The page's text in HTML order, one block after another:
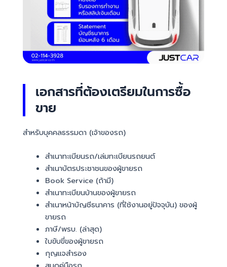
เอกสารที่ต้องเตรียมในการซื้อ
ขาย
สำหรับบุคคลธรรมดา (เจ้าของรถ)
สำเนาทะเบียนรถ/เล่มทะเบียนรถยนต์
สำเนาบัตรประชาชนของผู้ขายรถ
Book Service (ถ้ามี)
สำเนาทะเบียนบ้านของผู้ขายรถ
สำเนาหน้าบัญชีธนาคาร (ที่ใช้งานอยู่ปัจจุบัน) ของผู้
ขายรถ
ภาษี/พรบ. (ล่าสุด)
ใบขับขี่ของผู้ขายรถ
กุญแจสำรอง